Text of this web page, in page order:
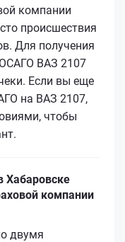
компании
происшествия
Для получения
ВАЗ 2107
Если вы еще
на ВАЗ 2107,
чтобы
компании
двумя